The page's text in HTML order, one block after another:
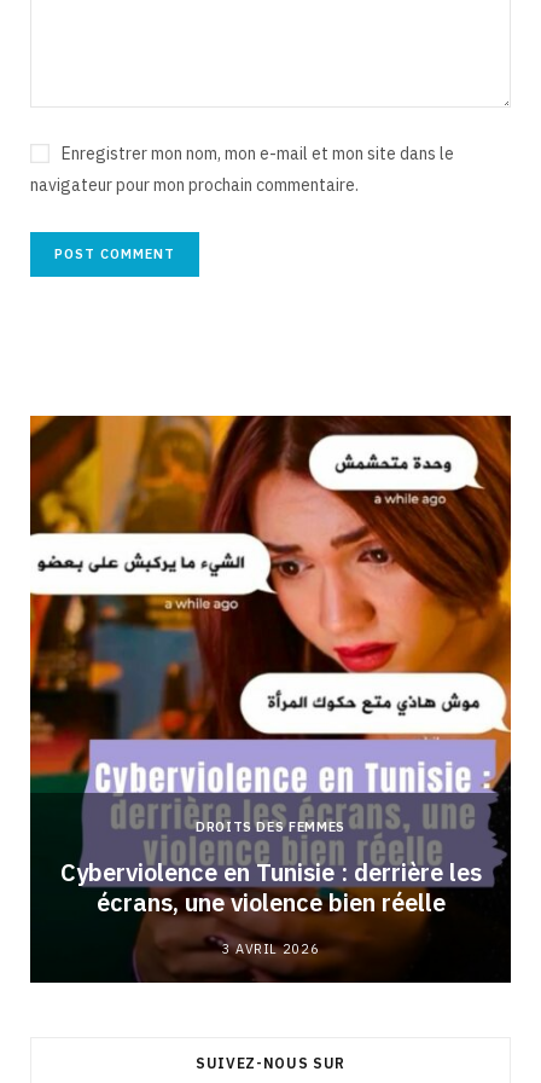
Enregistrer mon nom, mon e-mail et mon site dans le
navigateur pour mon prochain commentaire.
DROITS DES FEMMES
Cyberviolence en Tunisie : derrière les
écrans, une violence bien réelle
3 AVRIL 2026
SUIVEZ-NOUS SUR